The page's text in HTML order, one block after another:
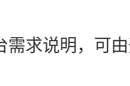
需求说明，可